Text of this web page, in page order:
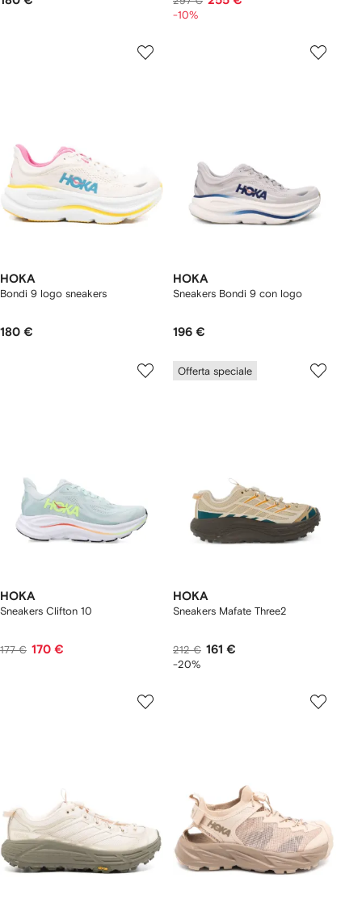
-10%
HOKA
Bondi 9 logo sneakers
180 €
HOKA
Sneakers Bondi 9 con logo
196 €
HOKA
Sneakers Clifton 10
177 € 170 €
Offerta speciale
HOKA
Sneakers Mafate Three2
212 € 161 €
-20%